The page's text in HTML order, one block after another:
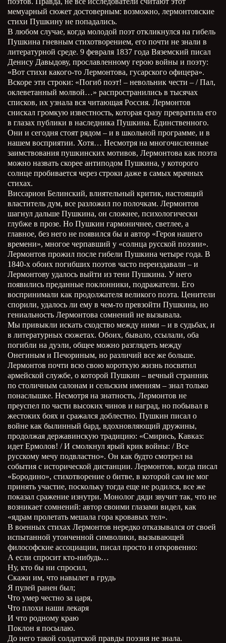
мемуарный сюжет достоверным: возможно, лермонтовские
стихи Пушкину не попадались.
В любом случае, когда молодой поэт откликнулся на гибель
Пушкина гневным стихотворением, его почти не знали в
литературной среде. 9 февраля 1837 года Вяземский писал
Денису Давыдову, прославленному герою войны и поэту:
«Вот стихи какого-то Лермонтова, гусарского офицера».
Вскоре эти строки: «Погиб поэт! – невольник чести – / Пал,
оклеветанный молвой…» распространились в тысячах
списков, их узнала вся читающая Россия. Лермонтов
снискал громкую известность, которая сразу превратила его
в глазах публики в наследника Пушкина. Единственного.
Они и сегодня стоят рядом – и в школьной программе, и в
нашем восприятии. Хотя… Несмотря на многочисленные
заимствования пушкинских мотивов, Лермонтова как поэта
можно назвать скорее антиподом Пушкина, у которого
солнце пробивается через строки даже в самых мрачных
стихах.
Виссарион Белинский, влиятельный критик, настоящий
властитель дум, все разложил по полочкам. Лермонтов
шагнул дальше Пушкина, он сложнее, психологически
глубже в прозе. Но Пушкин гармоничнее, светлее, а
главное, без него не появился бы и автор «Героя нашего
времени», многое черпавший у «солнца русской поэзии».
Лермонтов прожил после гибели Пушкина четыре года. В
1840-х обоих погибших поэтов часто переиздавали – и
Лермонтову удалось выйти из тени Пушкина. У него
появились преданные поклонники, подражатели. Его
воспринимали как продолжателя великого поэта. Ценители
спорили, удалось ли ему в чем-то превзойти Пушкина, но
гениальность Лермонтова сомнений не вызывала.
Мы привыкли искать сходство между ними – и в судьбах, и
в литературных сюжетах. Обоих, бывало, ссылали, оба
погибли на дуэли, общее можно разглядеть между
Онегиным и Печориным, но различий все же больше.
Лермонтов почти всю свою короткую жизнь посвятил
армейской службе, о которой Пушкин – вечный странник
по столичным салонам и сельским имениям – знал только
понаслышке. Несмотря на знатность, Лермонтов не
преуспел по части высоких чинов и наград, но побывал в
жестоких боях и сражался доблестно. Пушкин писал о
войне как былинный бард, вдохновляющий дружины,
продолжая державинскую традицию: «Смирись, Кавказ:
идет Ермолов! / И смолкнул ярый крик войны: / Все
русскому мечу подвластно». Он как будто смотрел на
события с исторической дистанции. Лермонтов, когда писал
«Бородино», стихотворение о битве, в которой сам не мог
принять участие, поскольку тогда еще не родился, все же
показал сражение изнутри. Монолог дяди звучит так, что не
возникает сомнений: автор своими глазами видел, как
«ядрам пролетать мешала гора кровавых тел».
В военных стихах Лермонтов нередко отказывался от своей
испытанной утонченной символики, вызывающей
философские ассоциации, писал просто и откровенно:
А если спросит кто-нибудь…
Ну, кто бы ни спросил,
Скажи им, что навылет в грудь
Я пулей ранен был;
Что умер честно за царя,
Что плохи наши лекаря
И что родному краю
Поклон я посылаю.
До него такой солдатской правды поэзия не знала.